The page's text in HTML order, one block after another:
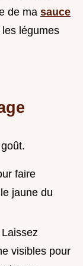
de ma sauce
légumes
faire
jaune du
visibles pour